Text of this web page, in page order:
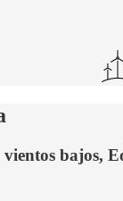
bajos,